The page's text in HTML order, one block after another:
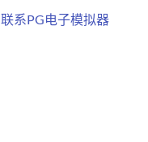
联系PG电子模拟器